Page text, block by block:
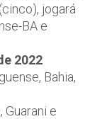
jogará
BA e
2022
Bahia,
Guarani e